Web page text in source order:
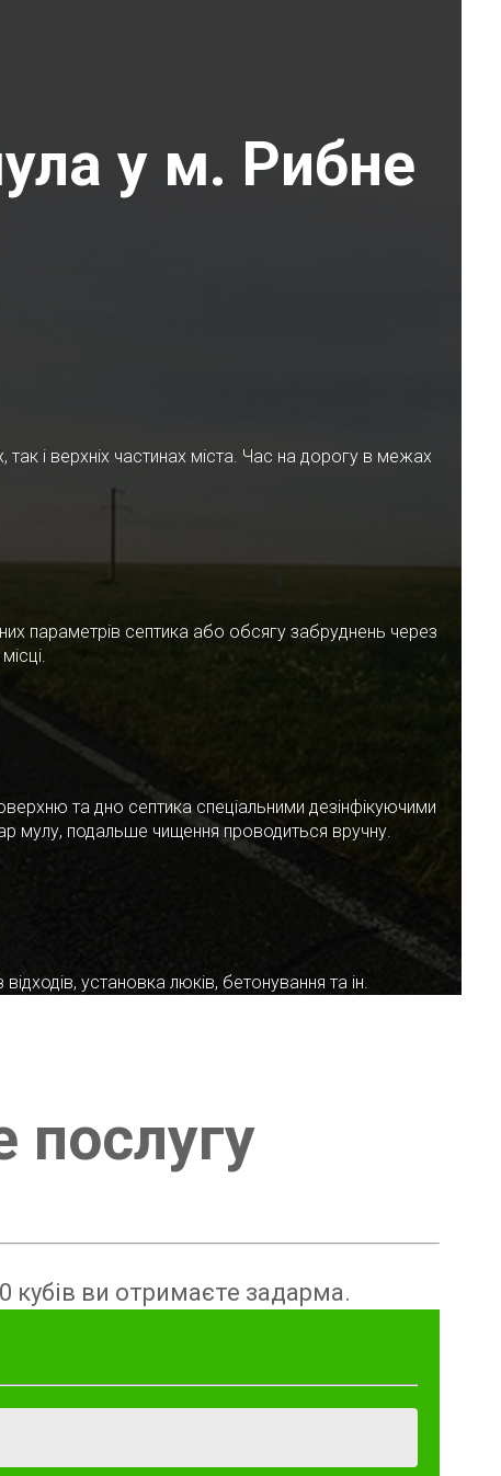
у м. Рибне
і верхніх частинах міста. Час на дорогу в межах
параметрів септика або обсягу забруднень через
та дно септика спеціальними дезінфікуючими
мулу, подальше чищення проводиться вручну.
установка люків, бетонування та ін.
послугу
кубів ви отримаєте задарма.